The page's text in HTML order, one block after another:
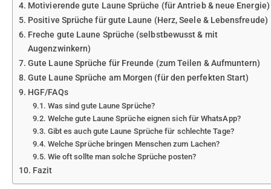
Motivierende gute Laune Sprüche (für Antrieb & neue Energie)
Positive Sprüche für gute Laune (Herz, Seele & Lebensfreude)
Freche gute Laune Sprüche (selbstbewusst & mit
Augenzwinkern)
Gute Laune Sprüche für Freunde (zum Teilen & Aufmuntern)
Gute Laune Sprüche am Morgen (für den perfekten Start)
HGF/FAQs
Was sind gute Laune Sprüche?
Welche gute Laune Sprüche eignen sich für WhatsApp?
Gibt es auch gute Laune Sprüche für schlechte Tage?
Welche Sprüche bringen Menschen zum Lachen?
Wie oft sollte man solche Sprüche posten?
Fazit